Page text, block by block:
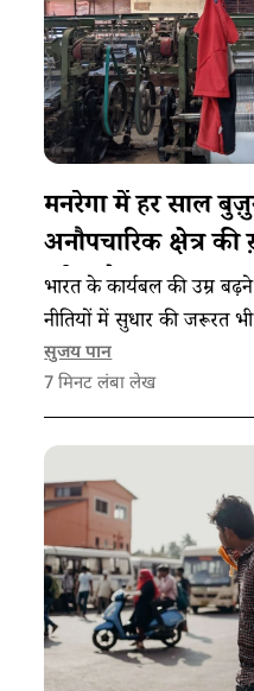
मनरेगा में हर साल
अनौपचारिक क्षेत्र की
संकेत है
भारत के कार्यबल की उम्र
नीतियों में सुधार की जरूरत
बेरोजगारी से बचाने के लिए
चाहिए।
सुजय पान
7 मिनट लंबा लेख